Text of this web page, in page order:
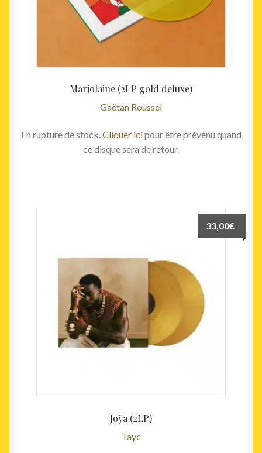
Marjolaine (2LP gold deluxe)
Gaëtan Roussel
En rupture de stock.Cliquer icipour être prévenu quand
ce disque sera de retour.
Joÿa (2LP)
Tayc
33,00€